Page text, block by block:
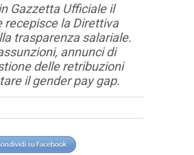
Gazzetta Ufficiale il
recepisce la Direttiva
trasparenza salariale.
annunci di
delle retribuzioni
il gender pay gap.